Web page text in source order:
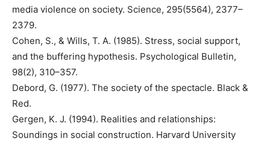
media violence on society. Science, 295(5564), 2377–
2379.
Cohen, S., & Wills, T. A. (1985). Stress, social support,
and the buffering hypothesis. Psychological Bulletin,
98(2), 310–357.
Debord, G. (1977). The society of the spectacle. Black &
Red.
Gergen, K. J. (1994). Realities and relationships:
Soundings in social construction. Harvard University